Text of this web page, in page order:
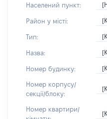
Населений пункт:
Район у місті:
Тип:
Назва:
Номер будинку:
Номер корпусу/
секції/блоку:
Номер квартири/